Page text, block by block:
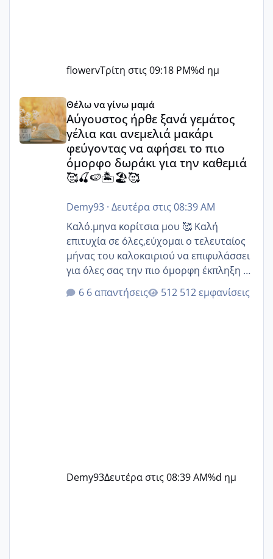
flowervΤρίτη στις 09:18 PM%d ημ
Αύγουστος ήρθε ξανά γεμάτος γέλια και ανεμελιά
Θέλω να γίνω μαμά
Αύγουστος ήρθε ξανά γεμάτος
γέλια και ανεμελιά μακάρι
φεύγοντας να αφήσει το πιο
όμορφο δωράκι για την καθεμιά
🥰🍒🍉🏝️🏖️🥰
Demy93· Δευτέρα στις 08:39 AM
Καλό.μηνα κορίτσια μου 🥰 Καλή
επιτυχία σε όλες,εύχομαι ο τελευταίος
μήνας του καλοκαιριού να επιφυλάσσει
για όλες σας την πιο όμορφη έκπληξη 🧿
@Elk @Melikara86 @Παρασκευαιδου
@Zenia z @melitiniღ @Christi.D.
6 απαντήσεις 512 εμφανίσεις
Demy93Δευτέρα στις 08:39 AM%d ημ